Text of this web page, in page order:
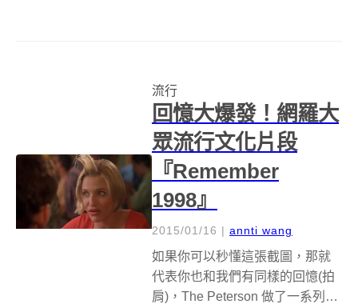
2016 爆紅的髮型組合...
流行
回憶大爆發！網羅大
眾流行文化片段
『Remember
1998』
2015/01/16 | annti wang
如果你可以秒懂這張截圖，那就
代表你也和我們有同樣的回憶(拍
肩)，The Peterson 做了一系列以